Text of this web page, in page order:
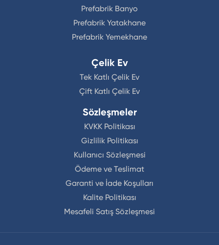
Prefabrik Banyo
Prefabrik Yatakhane
Prefabrik Yemekhane
Çelik Ev
Tek Katlı Çelik Ev
Çift Katlı Çelik Ev
Sözleşmeler
KVKK Politikası
Gizlilik Politikası
Kullanıcı Sözleşmesi
Ödeme ve Teslimat
Garanti ve İade Koşulları
Kalite Politikası
Mesafeli Satış Sözleşmesi